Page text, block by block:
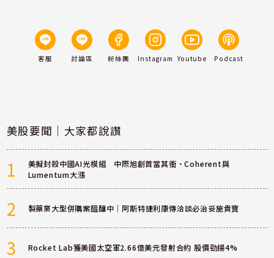
客服 討論區 粉絲團 Instagram Youtube Podcast
美股要聞｜大家都說讚
1
美擬封殺中國AI光模組 中際旭創首當其衝、Coherent與
Lumentum大漲
2 製藥業大型併購案醞釀中｜阿斯特捷利康傳洽談必治妥施貴寶
3 Rocket Lab獲美國太空軍2.66億美元發射合約 股價勁揚4%